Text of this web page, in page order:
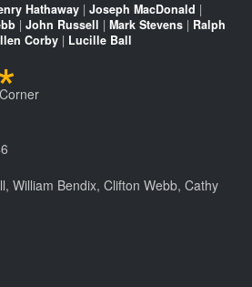
Hathaway | Joseph MacDonald |
| John Russell | Mark Stevens | Ralph
Corby | Lucille Ball
William Bendix, Clifton Webb, Cathy